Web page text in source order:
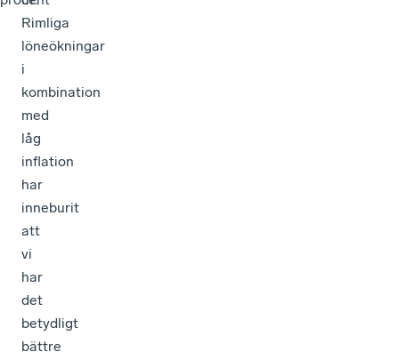
Rimliga
löneökningar
i
kombination
med
låg
inflation
har
inneburit
att
vi
har
det
betydligt
bättre